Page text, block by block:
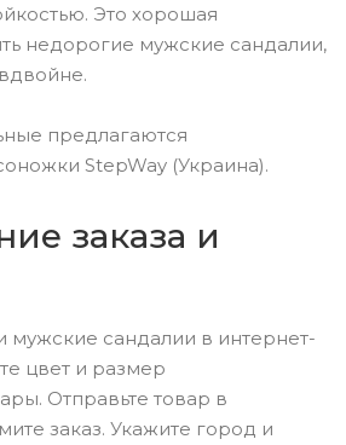
Это хорошая
недорогие мужские сандалии,
предлагаются
StepWay (Украина).
заказа и
мужские сандалии в интернет-
цвет и размер
Отправьте товар в
заказ. Укажите город и